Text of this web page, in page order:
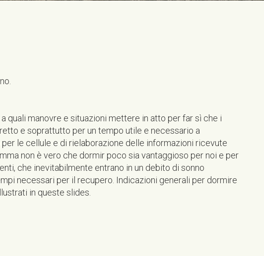
quali manovre e situazioni mettere in atto per far sì che i
e soprattutto per un tempo utile e necessario a
le cellule e di rielaborazione delle informazioni ricevute
non è vero che dormir poco sia vantaggioso per noi e per
che inevitabilmente entrano in un debito di sonno
necessari per il recupero. Indicazioni generali per dormire
in queste slides.